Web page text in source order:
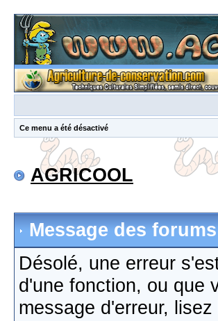
Ce menu a été désactivé
AGRICOOL
Message des forums
Désolé, une erreur
d'une fonction, ou que
message d'erreur,